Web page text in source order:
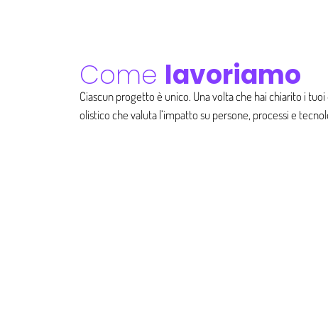
Come lavoriamo
Ciascun progetto è unico. Una volta che hai chiarito i
olistico che valuta l’impatto su persone, processi e